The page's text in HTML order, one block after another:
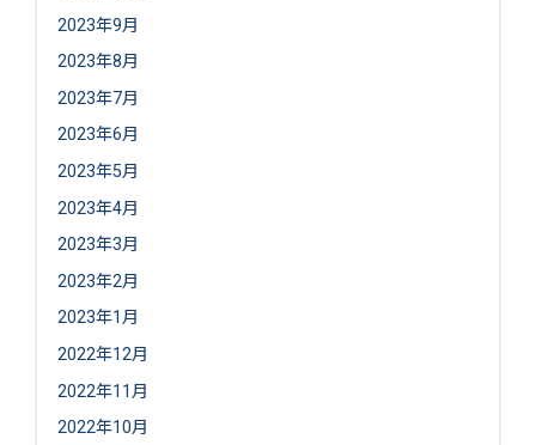
2023年9月
2023年8月
2023年7月
2023年6月
2023年5月
2023年4月
2023年3月
2023年2月
2023年1月
2022年12月
2022年11月
2022年10月